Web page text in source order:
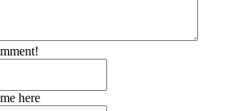
here